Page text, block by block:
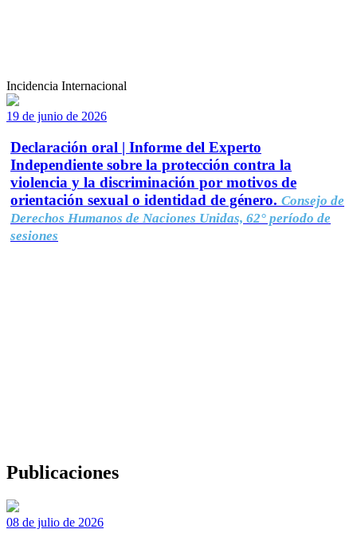
Incidencia Internacional
19 de junio de 2026
Declaración oral | Informe del Experto
Independiente sobre la protección contra la
violencia y la discriminación por motivos de
orientación sexual o identidad de género. Consejo de
Derechos Humanos de Naciones Unidas, 62° período de
sesiones
Publicaciones
08 de julio de 2026